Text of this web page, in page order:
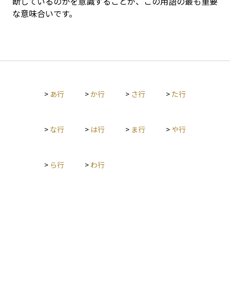
な意味合いです。
> あ行 >か行 > さ行 > た行
> な行 > は行 > ま行 > や行
> ら行 > わ行